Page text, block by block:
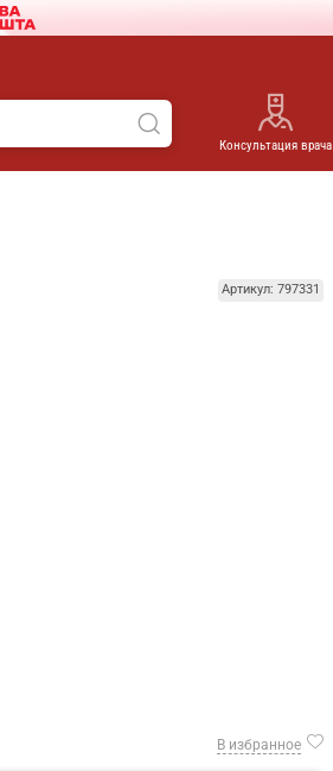
Консультация врача
Артикул: 797331
В избранное